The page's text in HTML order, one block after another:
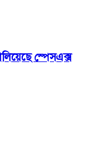
স্পেসএক্স